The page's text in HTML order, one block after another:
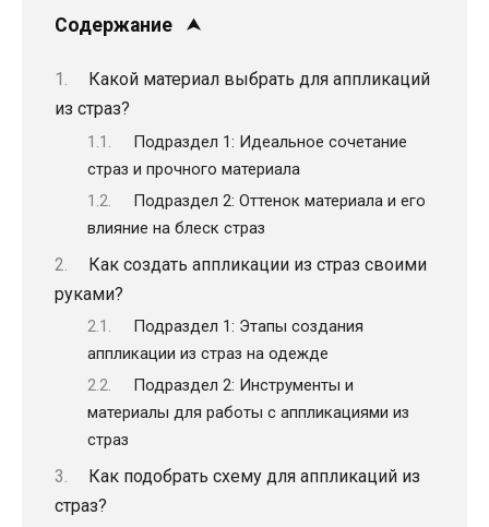
Содержание
Какой материал выбрать для аппликаций
из страз?
Подраздел 1: Идеальное сочетание
страз и прочного материала
Подраздел 2: Оттенок материала и его
влияние на блеск страз
Как создать аппликации из страз своими
руками?
Подраздел 1: Этапы создания
аппликации из страз на одежде
Подраздел 2: Инструменты и
материалы для работы с аппликациями из
страз
Как подобрать схему для аппликаций из
страз?